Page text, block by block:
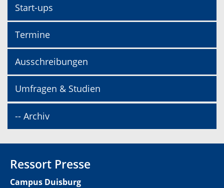
Start-ups
Termine
Ausschreibungen
Umfragen & Studien
-- Archiv
Ressort Presse
Campus Duisburg